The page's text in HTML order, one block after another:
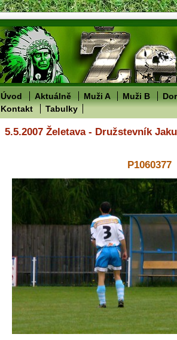
Úvod Aktuálně Muži A Muži B
Kontakt
Tabulky
5.5.2007 Želetava - Družstevník
P1060377